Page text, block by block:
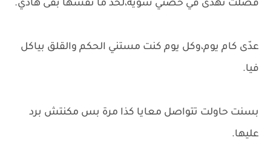
فضلت تهدى في حضني شوية،لحد ما نفسها بقى هادي.
عدّى كام يوم،وكل يوم كنت مستني الحكم والقلق بياكل
فيا.
بسنت حاولت تتواصل معايا كذا مرة بس مكنتش برد
عليها.